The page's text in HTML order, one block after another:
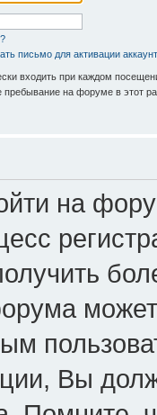
письмо для активации
входить при каждом
пребывание на форуме в этот
на
может
Вы